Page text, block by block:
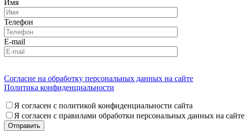
Имя
Телефон
E-mail
Согласие на обработку персональных данных на сайте
Политика конфиденциальности
Я согласен с политикой конфиденциальности сайта
Я согласен с правилами обработки персональных данных на сайте